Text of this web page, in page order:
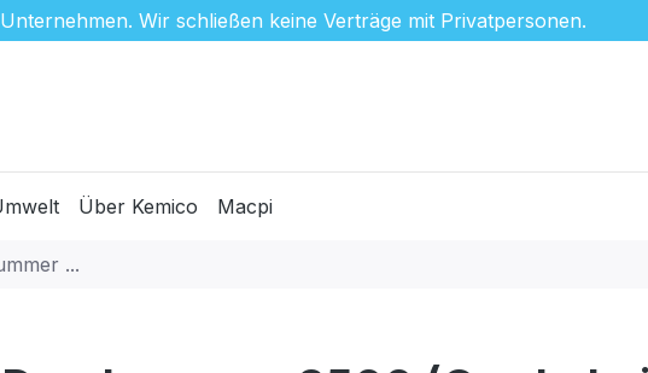
Wir schließen keine Verträge mit Privatpersonen.
Über Kemico Macpi